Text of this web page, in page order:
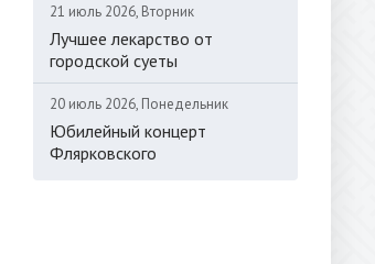
21 июль 2026, Вторник
Лучшее лекарство от
городской суеты
20 июль 2026, Понедельник
Юбилейный концерт
Флярковского